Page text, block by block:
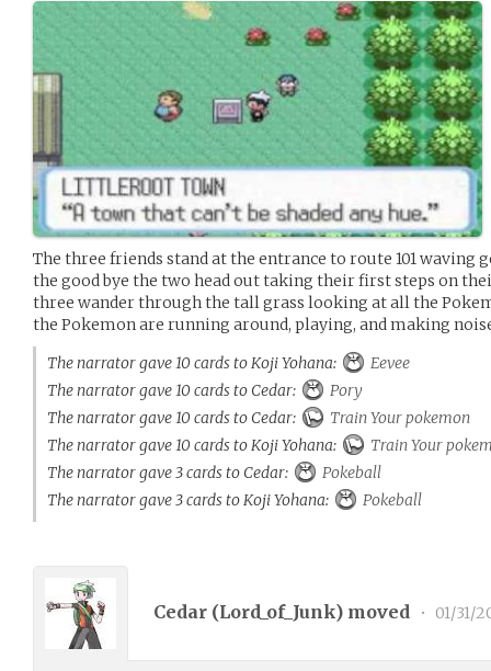
The three friends stand at the entrance to route 101 waving
the good bye the two head out taking their first steps on
three wander through the tall grass looking at all the
the Pokemon are running around, playing, and making
The narrator gave 10 cards to Koji Yohana:
Eevee
The narrator gave 10 cards to Cedar:
Pory
The narrator gave 10 cards to Cedar:
Train Your pokemon
The narrator gave 10 cards to Koji Yohana:
Train Your
The narrator gave 3 cards to Cedar:
Pokeball
The narrator gave 3 cards to Koji Yohana:
Pokeball
Cedar (Lord_of_Junk) moved • 01/31/